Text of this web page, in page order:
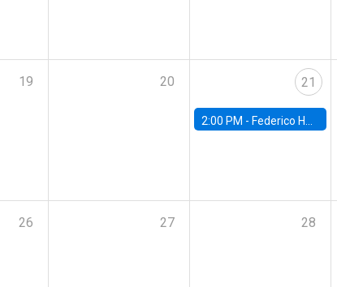
19 20 21
2:00 PM - Federico Huneeus - Banco Central de Chile
26 27 28